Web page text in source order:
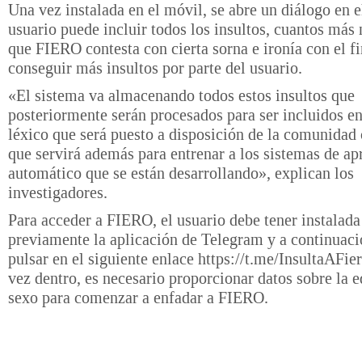
Una vez instalada en el móvil, se abre un diálogo en
usuario puede incluir todos los insultos, cuantos más
que FIERO contesta con cierta sorna e ironía con el
conseguir más insultos por parte del usuario.
«El sistema va almacenando todos estos insultos que
posteriormente serán procesados para ser incluidos
léxico que será puesto a disposición de la
que servirá además para entrenar a los sistemas de
automático que se están desarrollando», explican los
investigadores.
Para acceder a FIERO, el usuario debe tener instalada
previamente la aplicación de Telegram y a
pulsar en el siguiente enlace https://t.me/
vez dentro, es necesario proporcionar datos sobre la
sexo para comenzar a enfadar a FIERO.